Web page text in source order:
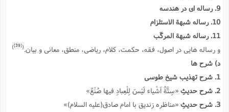
9. رساله اى در هندسه
10. رساله شبهة الاستلزام
11. رساله شبهة المرکّب
و رساله هایى در اصول، فقه، حکمت، کلام، ریاضى، منطق، معانى و بیان. [39]
)
د) شرح ها
1. شرح تهذیب شیخ طوسى
2. شرح حدیثِ
«سِتَّةُ اَشْیاء لَیْسَ لِلْعِبادِ فیها صُنْعٌ»
3. شرح حدیثِ
«مناظره زندیق با امام صادق(علیه السلام)»